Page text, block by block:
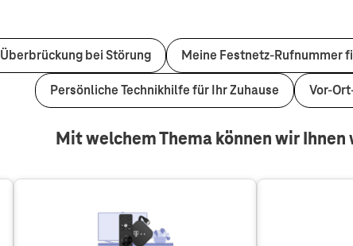
Überbrückung bei Störung Meine Festnetz-Rufnummer
Persönliche Technikhilfe für Ihr Zuhause Vor-
Mit welchem Thema können wir